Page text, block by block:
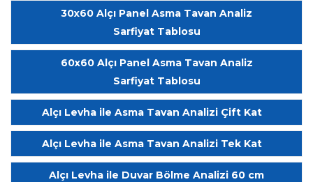
30x60 Alçı Panel Asma Tavan Analiz
Sarfiyat Tablosu
60x60 Alçı Panel Asma Tavan Analiz
Sarfiyat Tablosu
Alçı Levha ile Asma Tavan Analizi Çift Kat
Alçı Levha ile Asma Tavan Analizi Tek Kat
Alçı Levha ile Duvar Bölme Analizi 60 cm